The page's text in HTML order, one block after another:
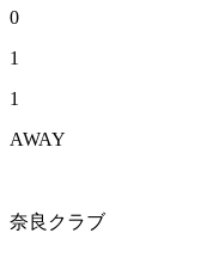
0
1
1
AWAY
奈良クラブ